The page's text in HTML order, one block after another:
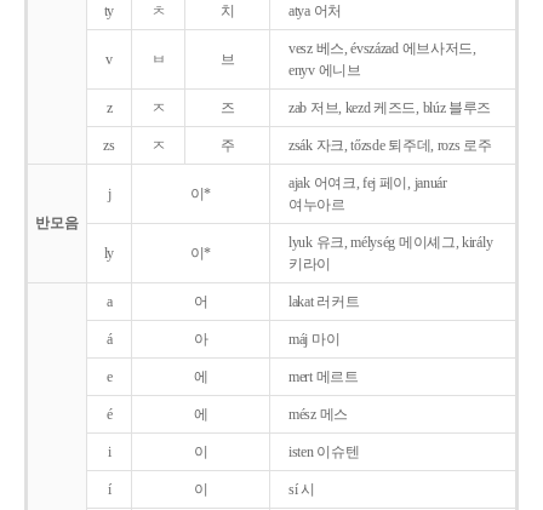
ty ㅊ 치 atya 어처
v ㅂ 브
vesz 베스, évszázad 에브사저드,
enyv 에니브
z ㅈ 즈 zab 저브, kezd 케즈드, blúz 블루즈
zs ㅈ 주 zsák 자크, tőzsde 퇴주데, rozs 로주
반모음
j 이*
ajak 어여크, fej 페이, január
여누아르
ly 이*
lyuk 유크, mélység 메이셰그, király
키라이
a 어 lakat 러커트
á 아 máj 마이
e 에 mert 메르트
é 에 mész 메스
i 이 isten 이슈텐
í 이 sí 시